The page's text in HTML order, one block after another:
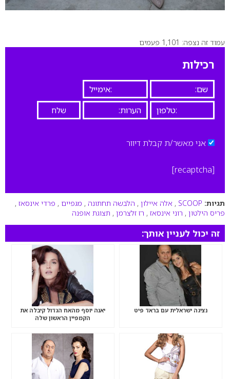
עמוד זה נצפה: 1,101 פעמים
רכילות
אני מאשר/ת קבלת דיוור
[recaptcha]
תגיות: SCOOP
, אלה איילון , הלבשה תחתונה , מגפיים , פרדי אינסאז ,
פריס הילטון , רוני אינסאז , רז זלצרמן , תצוגת אופנה
זה יכול לעניין אותך:
נציגה ישראלית עם בראד פיט
יאנה יוסף מהאח הגדול קיבלה את
הקמפיין הראשון שלה